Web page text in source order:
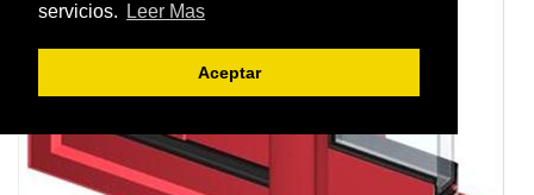
servicios.
Leer Mas
Aceptar